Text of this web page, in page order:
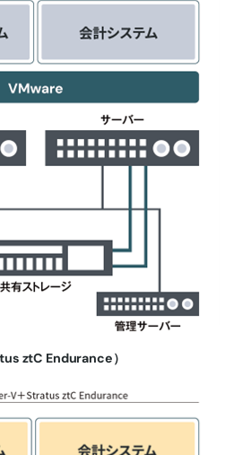
ztC Endurance）